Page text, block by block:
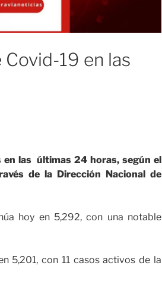
19 en las
las últimas 24 horas, según el
de la Dirección Nacional de
hoy en 5,292, con una notable
5,201, con 11 casos activos de la